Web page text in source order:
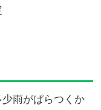
雨がぱらつくか